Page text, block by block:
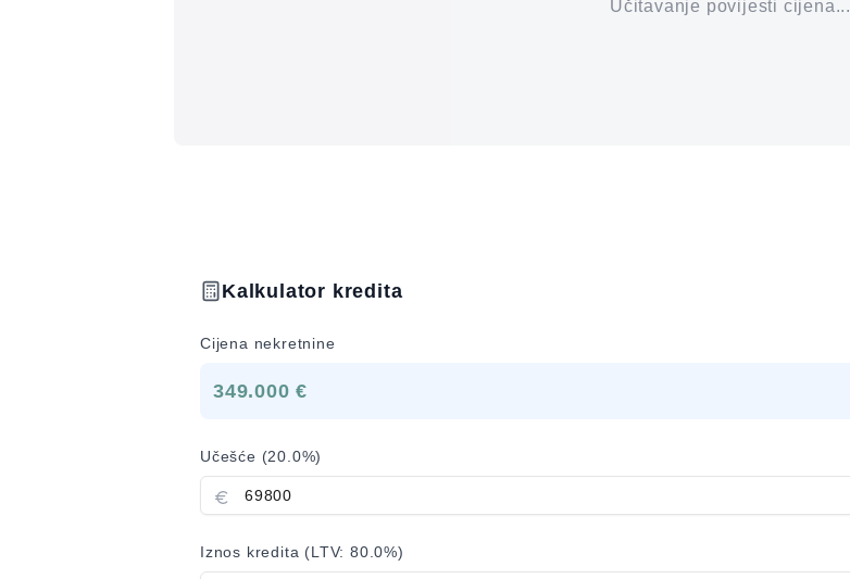
Učitavanje povijesti cijena...
Kalkulator kredita
Cijena nekretnine
349.000 €
Učešće (20.0%)
Iznos kredita (LTV:80.0%)